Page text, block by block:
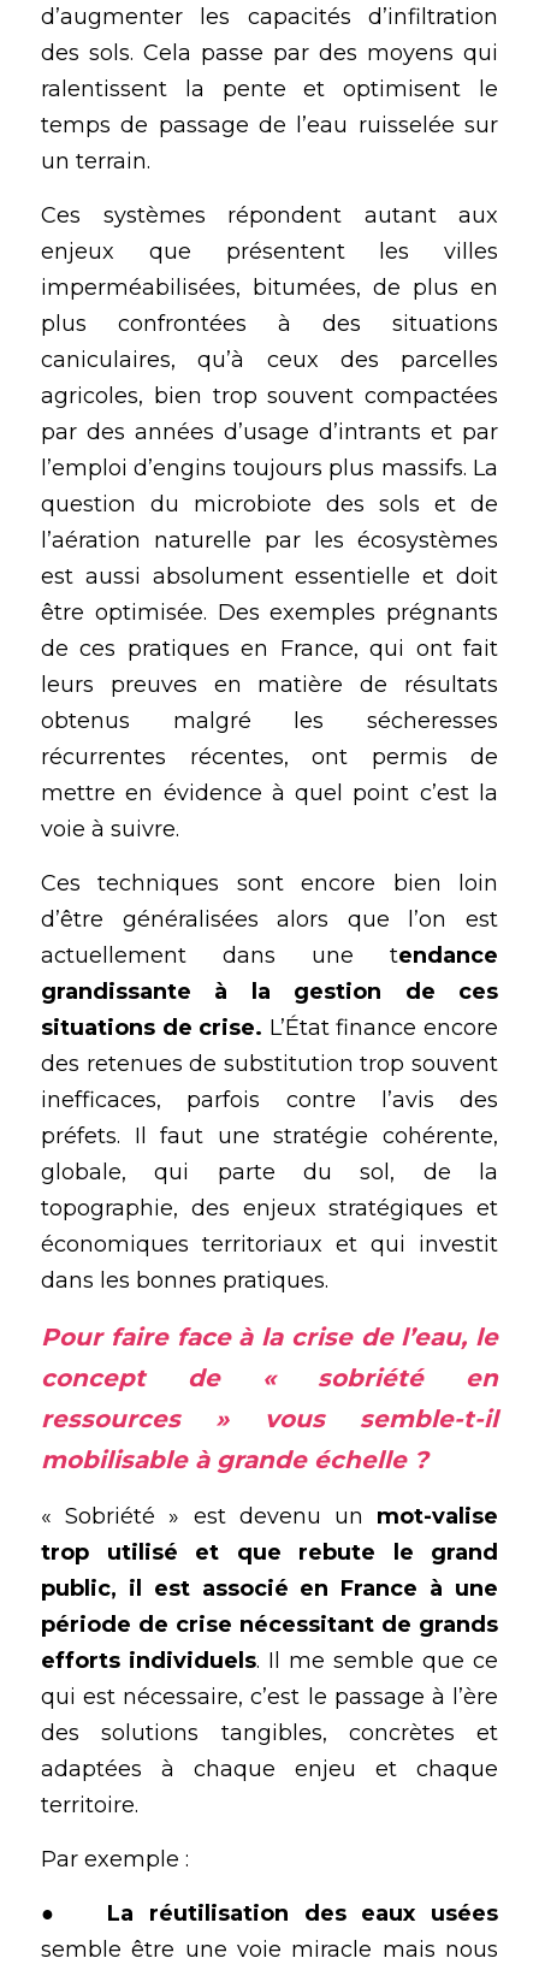
d’augmenter les capacités d’infiltration
des sols. Cela passe par des moyens qui
ralentissent la pente et optimisent le
temps de passage de l’eau ruisselée sur
un terrain.
Ces systèmes répondent autant aux
enjeux que présentent les villes
imperméabilisées, bitumées, de plus en
plus confrontées à des situations
caniculaires, qu’à ceux des parcelles
agricoles, bien trop souvent compactées
par des années d’usage d’intrants et par
l’emploi d’engins toujours plus massifs. La
question du microbiote des sols et de
l’aération naturelle par les écosystèmes
est aussi absolument essentielle et doit
être optimisée. Des exemples prégnants
de ces pratiques en France, qui ont fait
leurs preuves en matière de résultats
obtenus malgré les sécheresses
récurrentes récentes, ont permis de
mettre en évidence à quel point c’est la
voie à suivre.
Ces techniques sont encore bien loin
d’être généralisées alors que l’on est
actuellement dans une tendance
grandissante à la gestion de ces
situations de crise. L’État finance encore
des retenues de substitution trop souvent
inefficaces, parfois contre l’avis des
préfets. Il faut une stratégie cohérente,
globale, qui parte du sol, de la
topographie, des enjeux stratégiques et
économiques territoriaux et qui investit
dans les bonnes pratiques.
Pour faire face à la crise de l’eau, le
concept de « sobriété en
ressources » vous semble-t-il
mobilisable à grande échelle ?
« Sobriété » est devenu un mot-valise
trop utilisé et que rebute le grand
public, il est associé en France à une
période de crise nécessitant de grands
efforts individuels. Il me semble que ce
qui est nécessaire, c’est le passage à l’ère
des solutions tangibles, concrètes et
adaptées à chaque enjeu et chaque
territoire.
Par exemple :
La réutilisation des eaux usées
semble être une voie miracle mais nous